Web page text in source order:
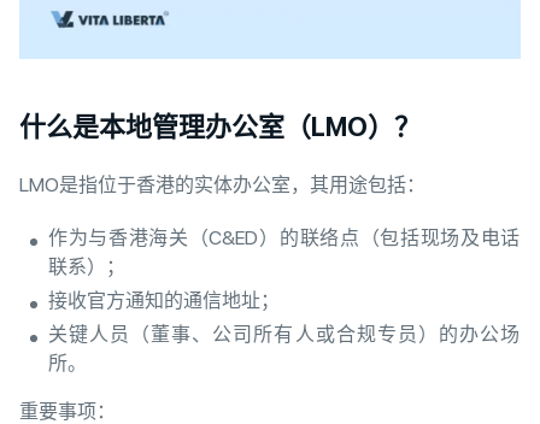
什么是本地管理办公室（LMO）？
LMO是指位于香港的实体办公室，其用途包括：
作为与香港海关（C&ED）的联络点（包括现场及电话
联系）；
接收官方通知的通信地址；
关键人员（董事、公司所有人或合规专员）的办公场
所。
重要事项：